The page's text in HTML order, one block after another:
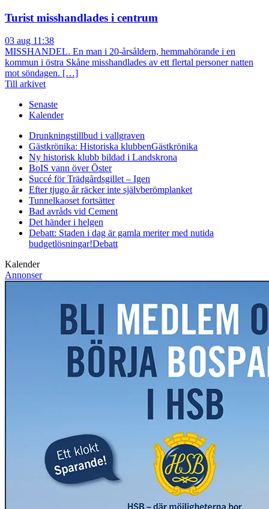
Turist misshandlades i centrum
03 aug 11:38
MISSHANDEL. En man i 20-årsåldern, hemmahörande i en
kommun i östra Skåne misshandlades av ett flertal personer natten
mot söndagen. […]
Till arkivet
Senaste
Kalender
Drunkningstillbud i vallgraven
Gästkrönika: Historiska klubbenGästkrönika
Ny historisk klubb bildad i Landskrona
BoIS vann över Öster
Succé för Trädgårdsgillet – Igen
Efter tjugo år räcker inte självberömplanket
Tunnelkaoset fortsätter
Bad avråds vid Cement
Det händer i helgen
Debatt: Staden i dag är gamla meriter med nutida
budgetlösningar!Debatt
Kalender
Annonser